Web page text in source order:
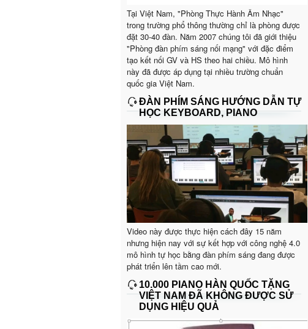
Tại Việt Nam, "Phòng Thực Hành Âm Nhạc"
trong trường phổ thông thường chỉ là phòng được
đặt 30-40 đàn. Năm 2007 chúng tôi đã giới thiệu
"Phòng đàn phím sáng nối mạng" với đặc điểm
tạo kết nối GV và HS theo hai chiều. Mô hình
này đã được áp dụng tại nhiều trường chuẩn
quốc gia Việt Nam.
ĐÀN PHÍM SÁNG HƯỚNG DẪN TỰ
HỌC KEYBOARD, PIANO
Video này được thực hiện cách đây 15 năm
nhưng hiện nay với sự kết hợp với công nghệ 4.0
mô hình tự học bằng đàn phím sáng đang được
phát triển lên tầm cao mới.
10.000 PIANO HÀN QUỐC TẶNG
VIỆT NAM ĐÃ KHÔNG ĐƯỢC SỬ
DỤNG HIỆU QUẢ